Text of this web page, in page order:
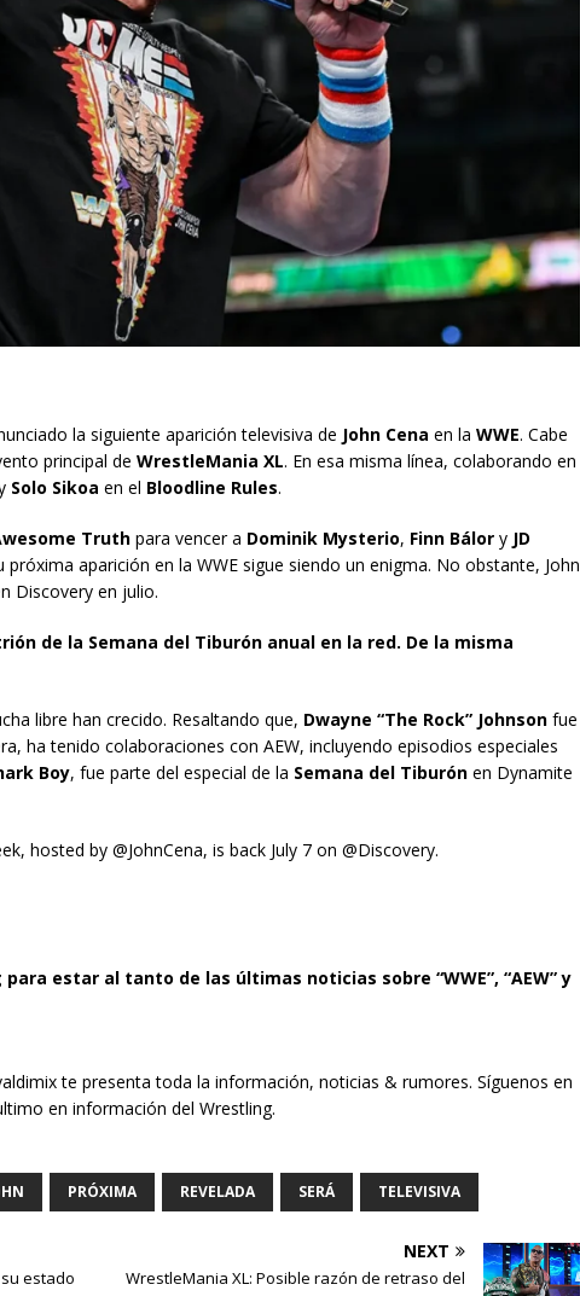
la siguiente aparición televisiva de John Cena en la WWE. Cabe
principal de WrestleMania XL. En esa misma línea, colaborando en
Solo Sikoa en el Bloodline Rules.
Truthpara vencer a Dominik Mysterio, Finn Bálory JD
próxima aparición en la WWE sigue siendo un enigma. No obstante, John
Discovery en julio.
de la Semana del Tiburón anual en la red. De la misma
libre han crecido. Resaltando que, Dwayne “The Rock” Johnsonfue
ha tenido colaboraciones con AEW, incluyendo episodios especiales
Boy, fue parte del especial de la Semana del Tiburónen Dynamite
hosted by @JohnCena, is back July 7 on @Discovery.
estar al tanto de las últimas noticias sobre “WWE”, “AEW” y
te presenta toda la información, noticias & rumores. Síguenos en
en información del Wrestling.
PRÓXIMA REVELADA SERÁ TELEVISIVA
estado
NEXT
WrestleMania XL: Posible razón de retraso del